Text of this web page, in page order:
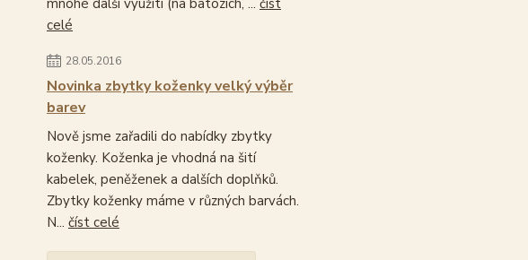
mnohé další využití (na batozích, ... číst
celé
28.05.2016
Novinka zbytky koženky velký výběr
barev
Nově jsme zařadili do nabídky zbytky
koženky. Koženka je vhodná na šití
kabelek, peněženek a dalších doplňků.
Zbytky koženky máme v různých barvách.
N... číst celé